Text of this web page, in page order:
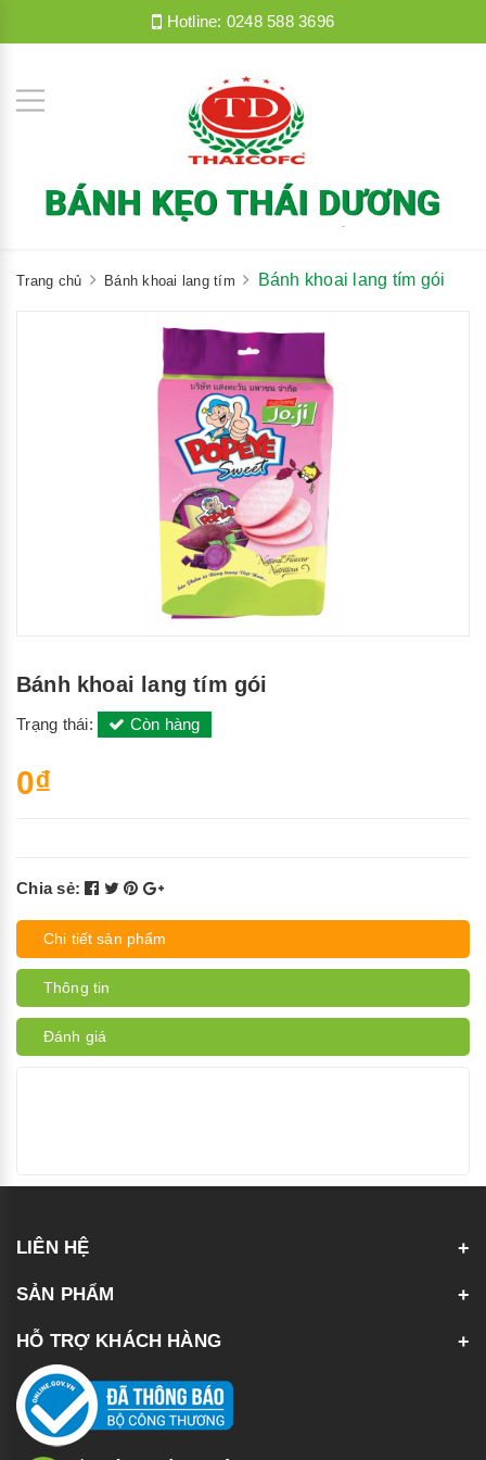
Hotline: 0248 588 3696
Trang chủ Bánh khoai lang tím Bánh khoai lang tím gói
Bánh khoai lang tím gói
Trạng thái: Còn hàng
0₫
Chia sẻ:
Chi tiết sản phẩm
Thông tin
Đánh giá
LIÊN HỆ
SẢN PHẨM
HỖ TRỢ KHÁCH HÀNG